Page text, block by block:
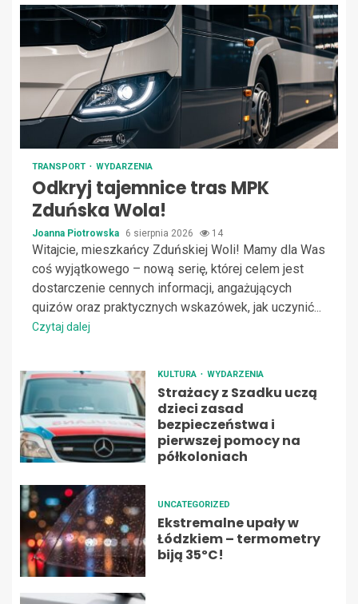
TRANSPORT WYDARZENIA
Odkryj tajemnice tras MPK
Zduńska Wola!
Joanna Piotrowska 6 sierpnia 2026 14
Witajcie, mieszkańcy Zduńskiej Woli! Mamy dla Was
coś wyjątkowego – nową serię, której celem jest
dostarczenie cennych informacji, angażujących
quizów oraz praktycznych wskazówek, jak uczynić...
Czytaj dalej
KULTURA WYDARZENIA
Strażacy z Szadku uczą
dzieci zasad
bezpieczeństwa i
pierwszej pomocy na
półkoloniach
UNCATEGORIZED
Ekstremalne upały w
Łódzkiem – termometry
biją 35ºC!